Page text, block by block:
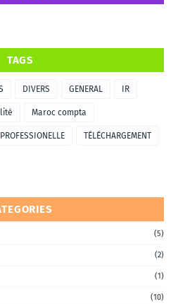
TAGS
DIVERS GENERAL IR
Maroc compta
TÉLÉCHARGEMENT
(5)
(2)
(1)
(10)